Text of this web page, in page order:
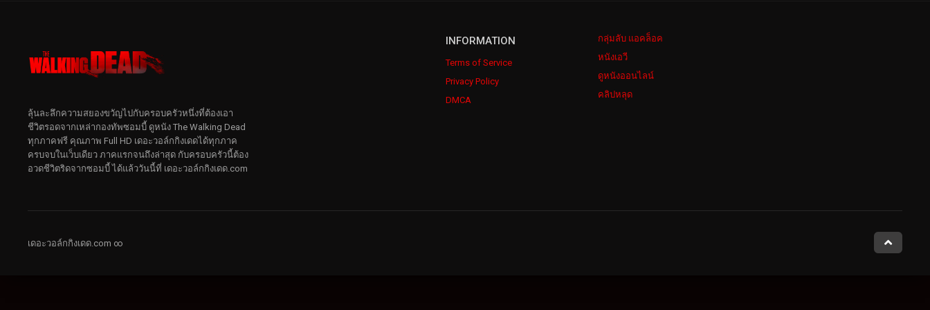
INFORMATION
Terms of Service
Privacy Policy
DMCA
กลุ่มลับ แอคล็อค
หนังเอวี
ดูหนังออนไลน์
คลิปหลุด
ลุ้นละลึกความสยองขวัญไปกับครอบครัวหนึ่งที่ต้องเอา
ชีวิตรอดจากเหล่ากองทัพซอมบี้ ดูหนัง The Walking Dead
ทุกภาคฟรี คุณภาพ Full HD เดอะวอล์กกิงเดดได้ทุกภาค
ครบจบในเว็บเดียว ภาคแรกจนถึงล่าสุด กับครอบครัวนี้ต้อง
อวดชีวิตริดจากซอมบี้ ได้แล้ววันนี้ที่ เดอะวอล์กกิงเดด.com
เดอะวอล์กกิงเดด.com ∞